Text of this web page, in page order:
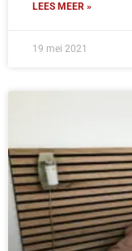
LEES MEER »
19 mei 2021